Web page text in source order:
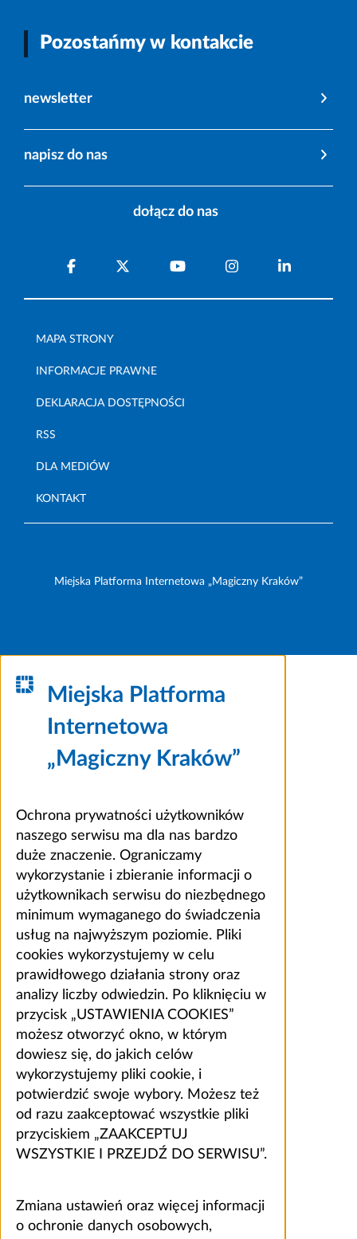
Pozostańmy w kontakcie
newsletter
napisz do nas
dołącz do nas
MAPA STRONY
INFORMACJE PRAWNE
DEKLARACJA DOSTĘPNOŚCI
RSS
DLA MEDIÓW
KONTAKT
Miejska Platforma Internetowa „Magiczny Kraków”
Miejska Platforma
Internetowa
„Magiczny Kraków”
Ochrona prywatności użytkowników
naszego serwisu ma dla nas bardzo
duże znaczenie. Ograniczamy
wykorzystanie i zbieranie informacji o
użytkownikach serwisu do niezbędnego
minimum wymaganego do świadczenia
usług na najwyższym poziomie. Pliki
cookies wykorzystujemy w celu
prawidłowego działania strony oraz
analizy liczby odwiedzin. Po kliknięciu w
przycisk „USTAWIENIA COOKIES”
możesz otworzyć okno, w którym
dowiesz się, do jakich celów
wykorzystujemy pliki cookie, i
potwierdzić swoje wybory. Możesz też
od razu zaakceptować wszystkie pliki
przyciskiem „ZAAKCEPTUJ
WSZYSTKIE I PRZEJDŹ DO SERWISU”.
Zmiana ustawień oraz więcej informacji
o ochronie danych osobowych,